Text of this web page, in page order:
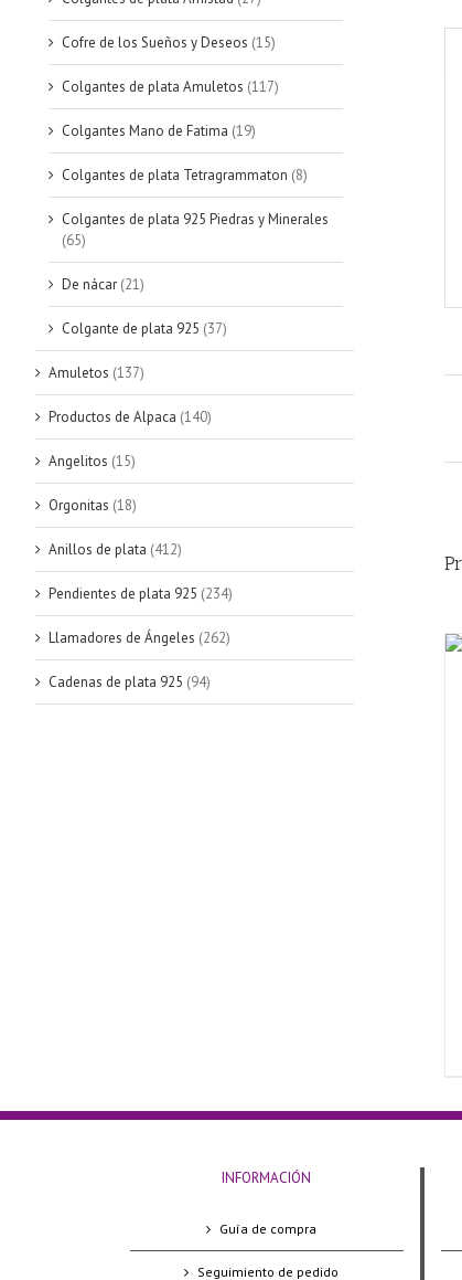
AÑADIR AL CARRITO
VIEW
Cofre de los Sueños y Deseos (15)
Colgantes de plata Amuletos (117)
Colgantes Mano de Fatima (19)
Colgantes de plata Tetragrammaton (8)
Colgantes de plata 925 Piedras y Minerales
(65)
De nácar (21)
Colgante de plata 925 (37)
Amuletos (137)
Productos de Alpaca (140)
Angelitos (15)
Orgonitas (18)
Anillos de plata (412)
Pendientes de plata 925 (234)
Llamadores de Ángeles (262)
Cadenas de plata 925 (94)
INFORMACIÓN
Guía de compra
Seguimiento de pedido